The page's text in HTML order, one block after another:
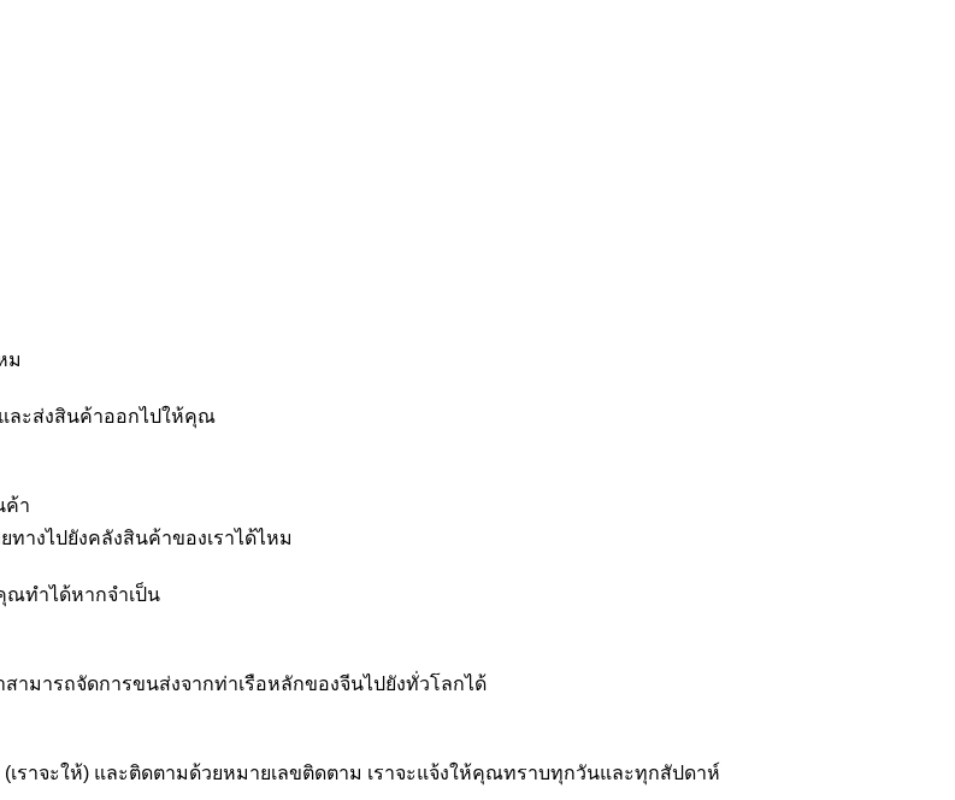
ม
และส่งสินค้าออกไปให้คุณ
ค้า
างไปยังคลังสินค้าของเราได้ไหม
ณทำได้หากจำเป็น
สามารถจัดการขนส่งจากท่าเรือหลักของจีนไปยังทั่วโลกได้
ราจะให้) และติดตามด้วยหมายเลขติดตาม เราจะแจ้งให้คุณทราบทุกวันและทุกสัปดาห์